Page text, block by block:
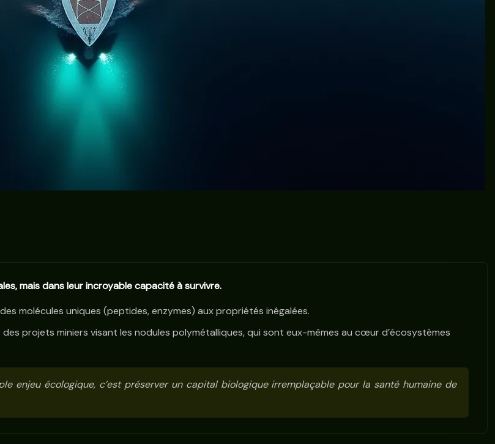
mais dans leur incroyable capacité à survivre.
molécules uniques (peptides, enzymes) aux propriétés inégalées.
projets miniers visant les nodules polymétalliques, qui sont eux-mêmes au cœur d’écosystèmes
enjeu écologique, c’est préserver un capital biologique irremplaçable pour la santé humaine de